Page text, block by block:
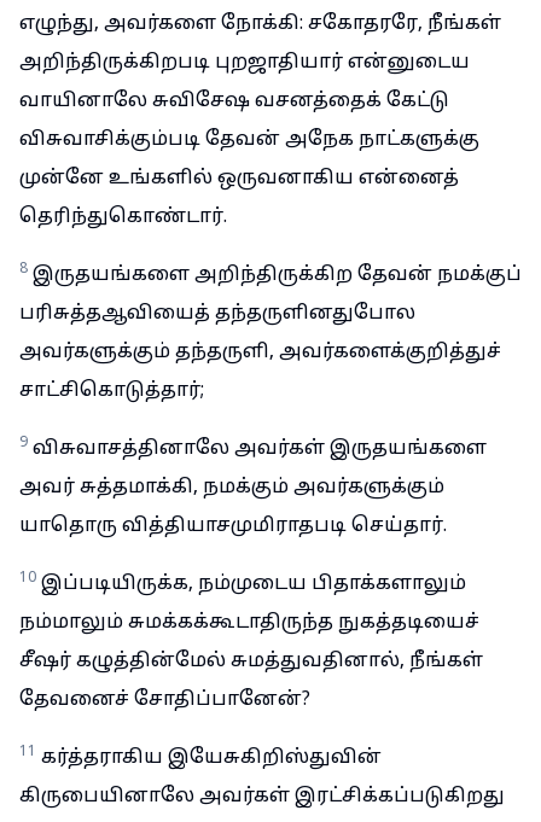
எழுந்து, அவர்களை நோக்கி: சகோதரரே, நீங்கள்
அறிந்திருக்கிறபடி புறஜாதியார் என்னுடைய
வாயினாலே சுவிசேஷ வசனத்தைக் கேட்டு
விசுவாசிக்கும்படி தேவன் அநேக நாட்களுக்கு
முன்னே உங்களில் ஒருவனாகிய என்னைத்
தெரிந்துகொண்டார்.
8 இருதயங்களை அறிந்திருக்கிற தேவன் நமக்குப்
பரிசுத்தஆவியைத் தந்தருளினதுபோல
அவர்களுக்கும் தந்தருளி, அவர்களைக்குறித்துச்
சாட்சிகொடுத்தார்;
9 விசுவாசத்தினாலே அவர்கள் இருதயங்களை
அவர் சுத்தமாக்கி, நமக்கும் அவர்களுக்கும்
யாதொரு வித்தியாசமுமிராதபடி செய்தார்.
10 இப்படியிருக்க, நம்முடைய பிதாக்களாலும்
நம்மாலும் சுமக்கக்கூடாதிருந்த நுகத்தடியைச்
சீஷர் கழுத்தின்மேல் சுமத்துவதினால், நீங்கள்
தேவனைச் சோதிப்பானேன்?
11 கர்த்தராகிய இயேசுகிறிஸ்துவின்
கிருபையினாலே அவர்கள் இரட்சிக்கப்படுகிறது